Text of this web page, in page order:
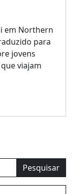
em Northern
para
jovens
viajam
Pesquisar